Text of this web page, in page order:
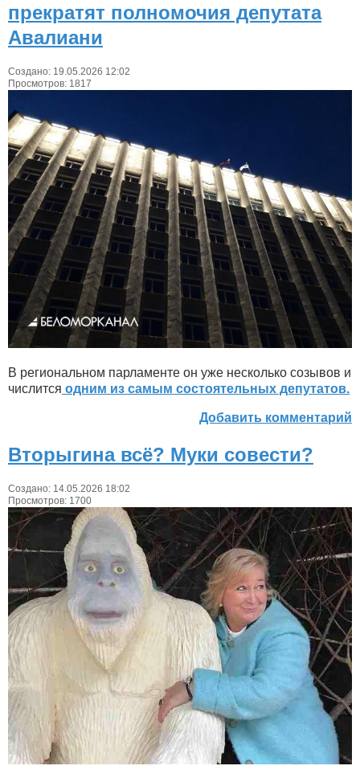
прекратят полномочия депутата
Авалиани
Создано: 19.05.2026 12:02
Просмотров: 1817
В региональном парламенте он уже несколько созывов и
числится одним из самым состоятельных депутатов.
Добавить комментарий
Вторыгина всё? Муки совести?
Создано: 14.05.2026 18:02
Просмотров: 1700